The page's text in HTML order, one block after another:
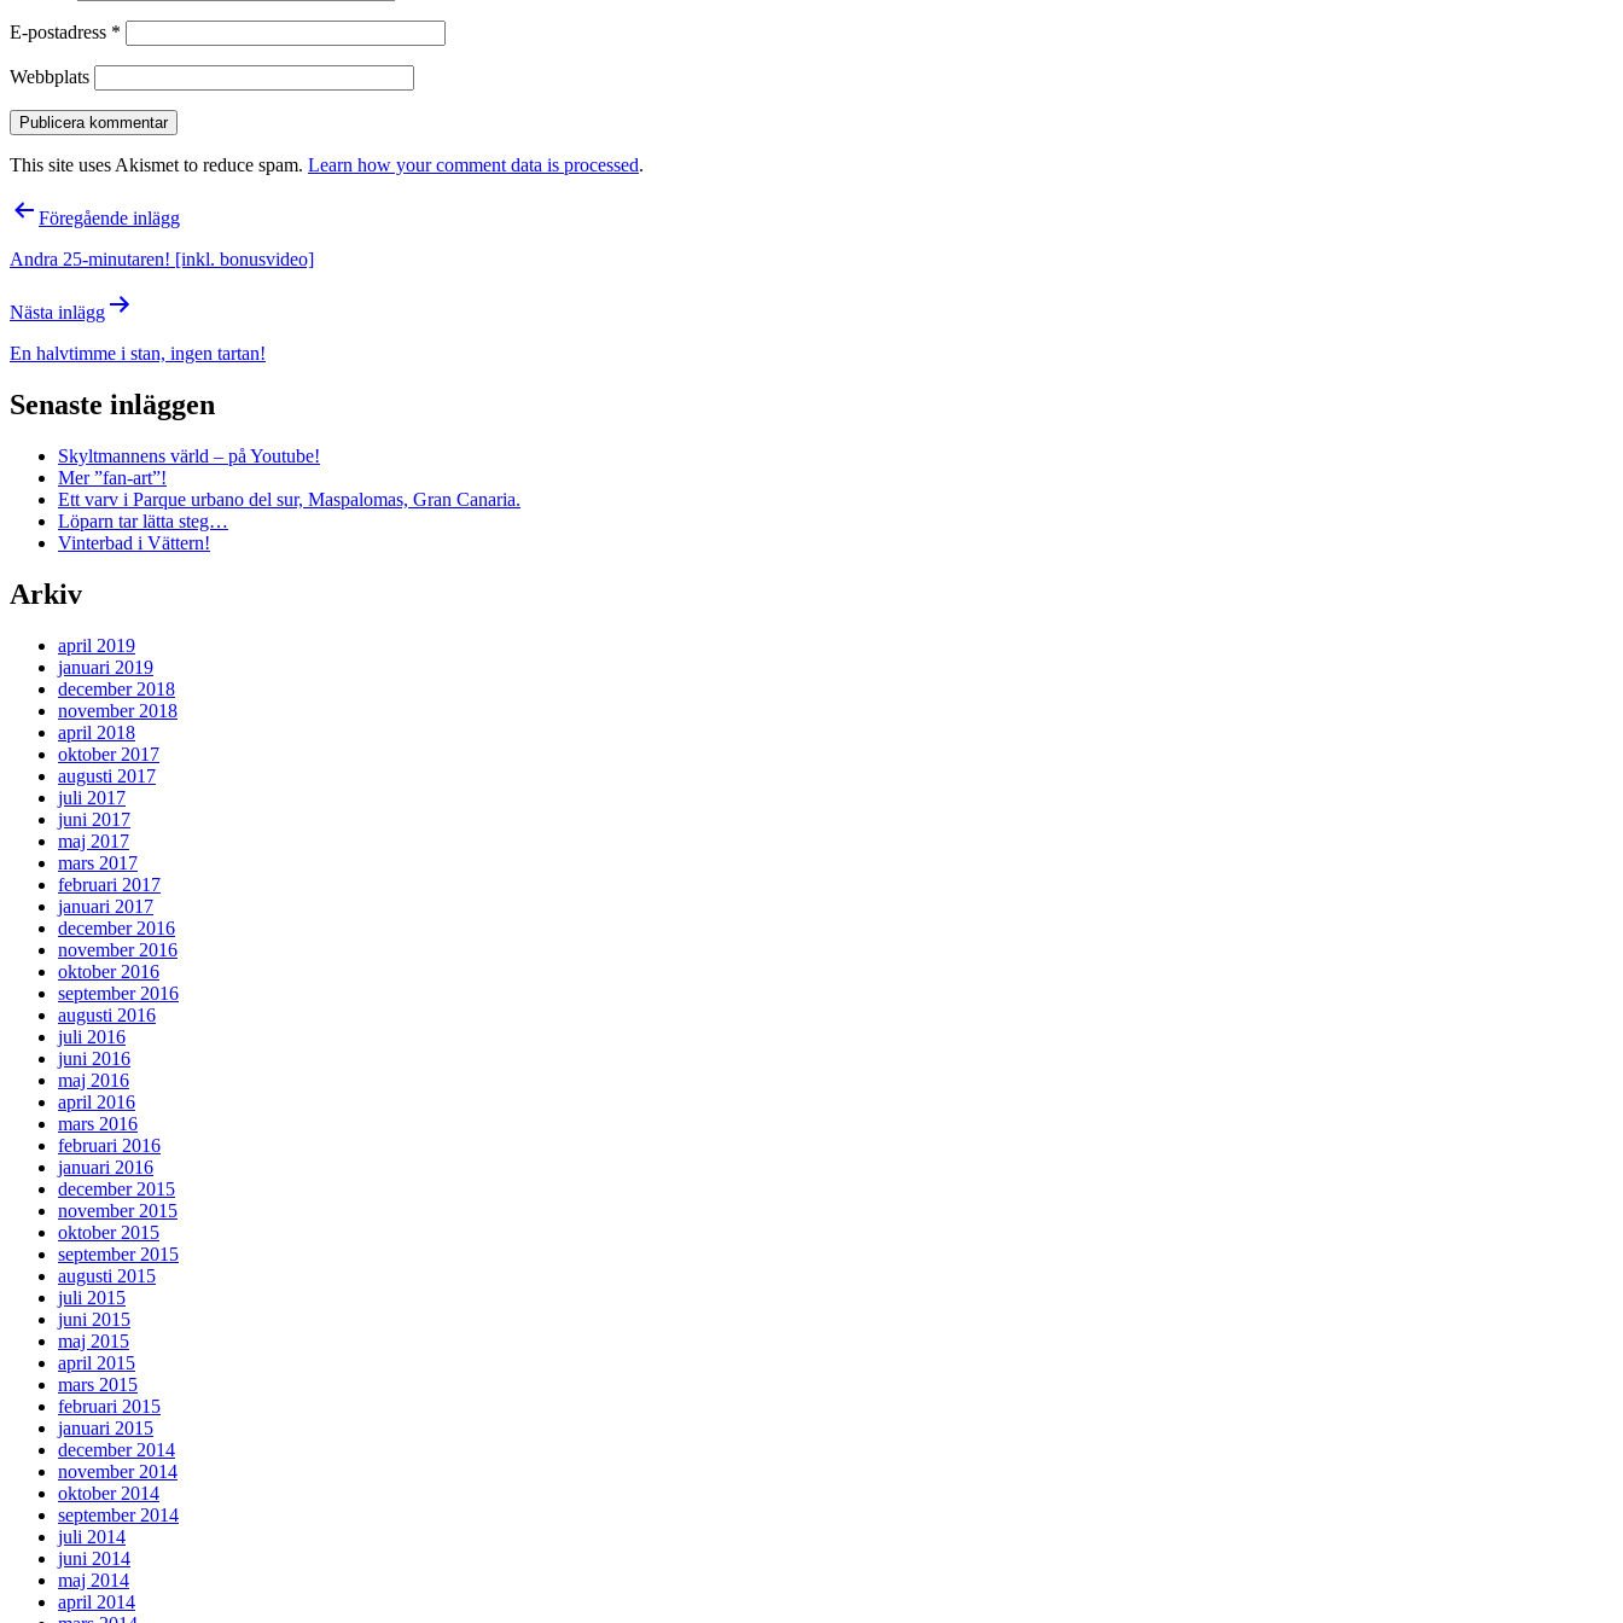
E-postadress *
Webbplats
This site uses Akismet to reduce spam. Learn how your comment data is processed.
Inläggsnavigering
Föregående inlägg
Andra 25-minutaren! [inkl. bonusvideo]
Nästa inlägg
En halvtimme i stan, ingen tartan!
Senaste inläggen
Skyltmannens värld – på Youtube!
Mer ”fan-art”!
Ett varv i Parque urbano del sur, Maspalomas, Gran Canaria.
Löparn tar lätta steg…
Vinterbad i Vättern!
Arkiv
april 2019
januari 2019
december 2018
november 2018
april 2018
oktober 2017
augusti 2017
juli 2017
juni 2017
maj 2017
mars 2017
februari 2017
januari 2017
december 2016
november 2016
oktober 2016
september 2016
augusti 2016
juli 2016
juni 2016
maj 2016
april 2016
mars 2016
februari 2016
januari 2016
december 2015
november 2015
oktober 2015
september 2015
augusti 2015
juli 2015
juni 2015
maj 2015
april 2015
mars 2015
februari 2015
januari 2015
december 2014
november 2014
oktober 2014
september 2014
juli 2014
juni 2014
maj 2014
april 2014